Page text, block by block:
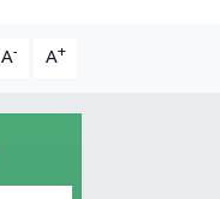
A- A+